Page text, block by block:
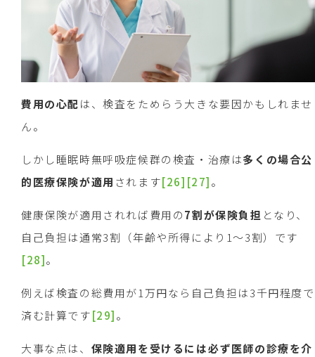
費用の心配は、検査をためらう大きな要因かもしれませ
ん。
しかし睡眠時無呼吸症候群の検査・治療は多くの場合公
的医療保険が適用 されます[26] [27]。
健康保険が適用されれば費用の7割が保険負担 となり、
自己負担は通常3割（年齢や所得により1～3割）です
[28]。
例えば検査の総費用が1万円なら自己負担は3千円程度で
済む計算です[29]。
大事な点は、 保険適用を受けるには必ず医師の診療を介